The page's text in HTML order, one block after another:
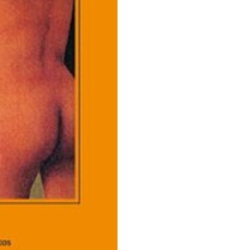
Y DATOS
DE